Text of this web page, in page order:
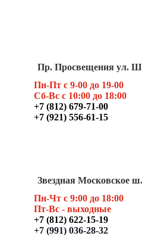
Пр. Просвещения ул.
Пн-Пт с 9-00 до 19-00
Сб-Вс с 10:00 до 18:00
+7 (812) 679-71-00
+7 (921) 556-61-15
Звездная Московское
Пн-Чт с 9:00 до 18:00
Пт-Вс - выходные
+7 (812) 622-15-19
+7 (991) 036-28-32